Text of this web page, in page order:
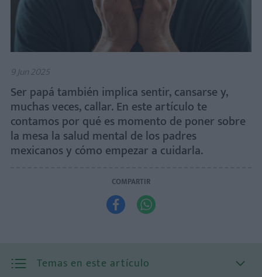
9 Jun 2025
Ser papá también implica sentir, cansarse y,
muchas veces, callar. En este artículo te
contamos por qué es momento de poner sobre
la mesa la salud mental de los padres
mexicanos y cómo empezar a cuidarla.
COMPARTIR
 
Temas en este artículo